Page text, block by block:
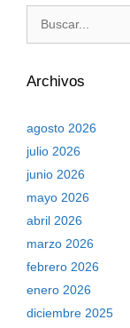
Archivos
agosto 2026
julio 2026
junio 2026
mayo 2026
abril 2026
marzo 2026
febrero 2026
enero 2026
diciembre 2025